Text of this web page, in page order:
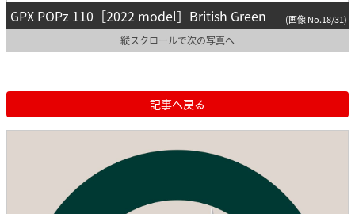
GPX POPz 110［2022 model］British Green (画像 No.18/31)
縦スクロールで次の写真へ
記事へ戻る